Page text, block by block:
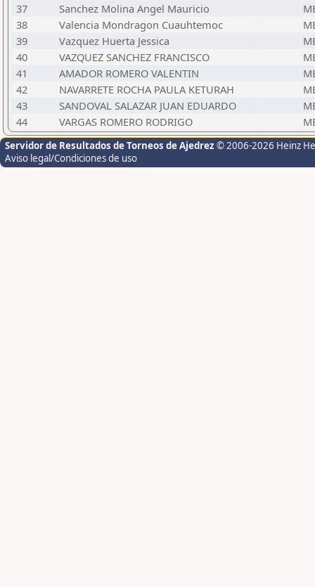
37
Sanchez Molina Angel Mauricio
38
Valencia Mondragon Cuauhtemoc
39
Vazquez Huerta Jessica
40
VAZQUEZ SANCHEZ FRANCISCO
41
AMADOR ROMERO VALENTIN
42
NAVARRETE ROCHA PAULA KETURAH
43
SANDOVAL SALAZAR JUAN EDUARDO
44
VARGAS ROMERO RODRIGO
Servidor de Resultados de Torneos de Ajedrez © 2006-2026 Heinz
Aviso legal/Condiciones de uso